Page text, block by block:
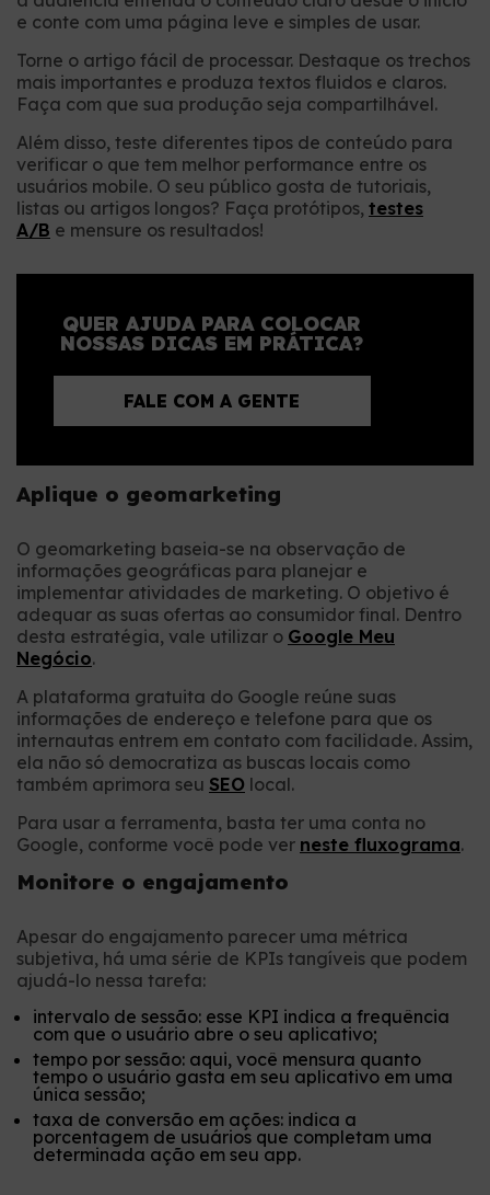
e conte com uma página leve e simples de usar.
Torne o artigo fácil de processar. Destaque os trechos
mais importantes e produza textos fluidos e claros.
Faça com que sua produção seja compartilhável.
Além disso, teste diferentes tipos de conteúdo para
verificar o que tem melhor performance entre os
usuários mobile. O seu público gosta de tutoriais,
listas ou artigos longos? Faça protótipos, testes
A/B e mensure os resultados!
QUER AJUDA PARA COLOCAR
NOSSAS DICAS EM PRÁTICA?
FALE COM A GENTE
Aplique o geomarketing
O geomarketing baseia-se na observação de
informações geográficas para planejar e
implementar atividades de marketing. O objetivo é
adequar as suas ofertas ao consumidor final. Dentro
desta estratégia, vale utilizar o Google Meu
Negócio.
A plataforma gratuita do Google reúne suas
informações de endereço e telefone para que os
internautas entrem em contato com facilidade. Assim,
ela não só democratiza as buscas locais como
também aprimora seu SEO local.
Para usar a ferramenta, basta ter uma conta no
Google, conforme você pode ver neste fluxograma.
Monitore o engajamento
Apesar do engajamento parecer uma métrica
subjetiva, há uma série de KPIs tangíveis que podem
ajudá-lo nessa tarefa:
intervalo de sessão: esse KPI indica a frequência
com que o usuário abre o seu aplicativo;
tempo por sessão: aqui, você mensura quanto
tempo o usuário gasta em seu aplicativo em uma
única sessão;
taxa de conversão em ações: indica a
porcentagem de usuários que completam uma
determinada ação em seu app.